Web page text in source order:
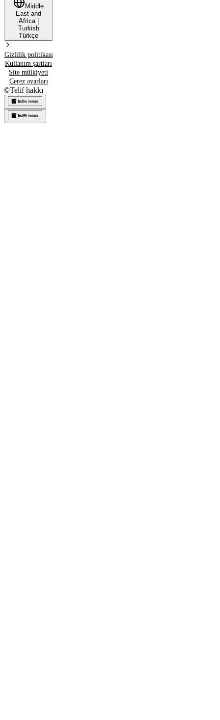
Middle
East and
Africa|
Turkish
Türkçe
Gizlilik politikası
Kullanım şartları
Site mülkiyeti
Çerez ayarları
©Telif hakkı